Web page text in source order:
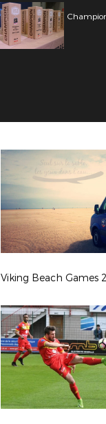
Viking Beach Games